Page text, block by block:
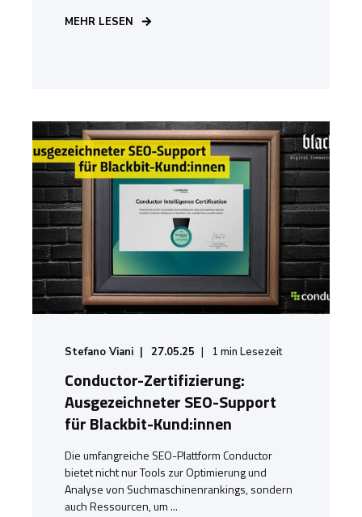
MEHR LESEN
Stefano Viani 27.05.25 1 min Lesezeit
Conductor-Zertifizierung:
Ausgezeichneter SEO-Support
für Blackbit-Kund:innen
Die umfangreiche SEO-Plattform Conductor
bietet nicht nur Tools zur Optimierung und
Analyse von Suchmaschinenrankings, sondern
auch Ressourcen, um ...